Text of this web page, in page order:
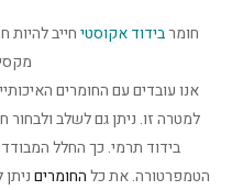
חומרבידוד אקוסטיחייב להיות
אנו עובדים עם החומרים
למטרה זו. ניתן גם לשלב
בידוד תרמי. כך החלל
הטמפרטורה. את כלהחומרים